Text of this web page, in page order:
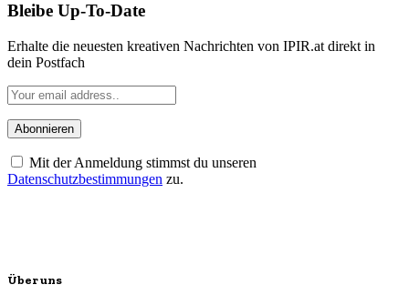
Bleibe Up-To-Date
Erhalte die neuesten kreativen Nachrichten von IPIR.at direkt in
dein Postfach
Mit der Anmeldung stimmst du unseren
Datenschutzbestimmungen zu.
Über uns